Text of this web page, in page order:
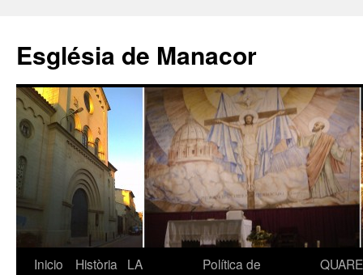
contenido
Església de Manacor
Inicio Història
LA
Política de